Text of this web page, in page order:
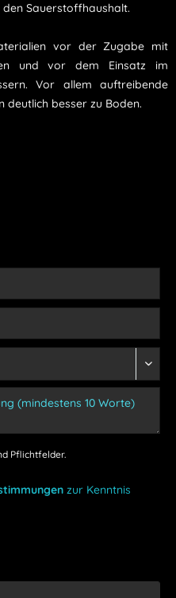
Sauerstoffhaushalt.
vor der Zugabe mit
und vor dem Einsatz im
Vor allem auftreibende
deutlich besser zu Boden.
Pflichtfelder.
zur Kenntnis